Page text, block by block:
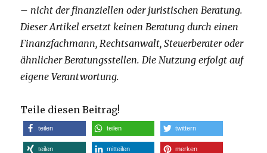
– nicht der finanziellen oder juristischen Beratung.
Dieser Artikel ersetzt keinen Beratung durch einen
Finanzfachmann, Rechtsanwalt, Steuerberater oder
ähnlicher Beratungsstellen. Die Nutzung erfolgt auf
eigene Verantwortung.
Teile diesen Beitrag!
teilen teilen twittern
teilen mitteilen merken